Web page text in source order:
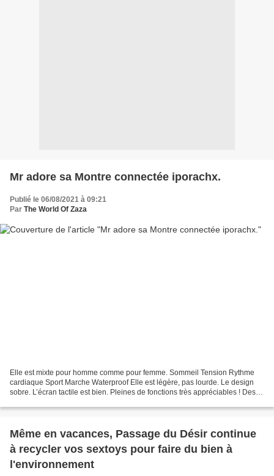
Mr adore sa Montre connectée iporachx.
Publié le 06/08/2021 à 09:21
Par The World Of Zaza
Elle est mixte pour homme comme pour femme. Sommeil Tension Rythme
cardiaque Sport Marche Waterproof Elle est légère, pas lourde. Le design
sobre. L’écran tactile est bien. Pleines de fonctions très appréciables ! Des
Même en vacances, Passage du Désir continue
à recycler vos sextoys pour faire du bien à
l'environnement